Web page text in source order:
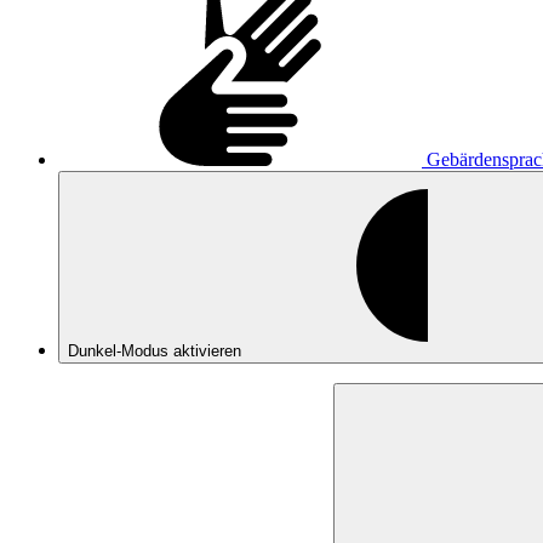
Dunkel-Modus aktivieren